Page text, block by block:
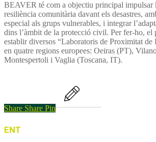
BEAVER té com a objectiu principal impulsar
resiliència comunitària davant els desastres,
especial als grups vulnerables, i integrar
dins l’àmbit de la protecció civil. Per fer-ho, el
establir diversos “Laboratoris de Proximitat
en quatre regions europees: Oeiras (PT),
Montespertoli i Vaglia (Toscana, IT).
Share Share Pin
ENT